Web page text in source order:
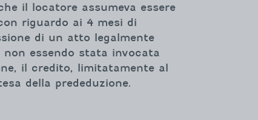
il locatore assumeva essere
riguardo ai 4 mesi di
di un atto legalmente
non essendo stata invocata
il credito, limitatamente al
della prededuzione.